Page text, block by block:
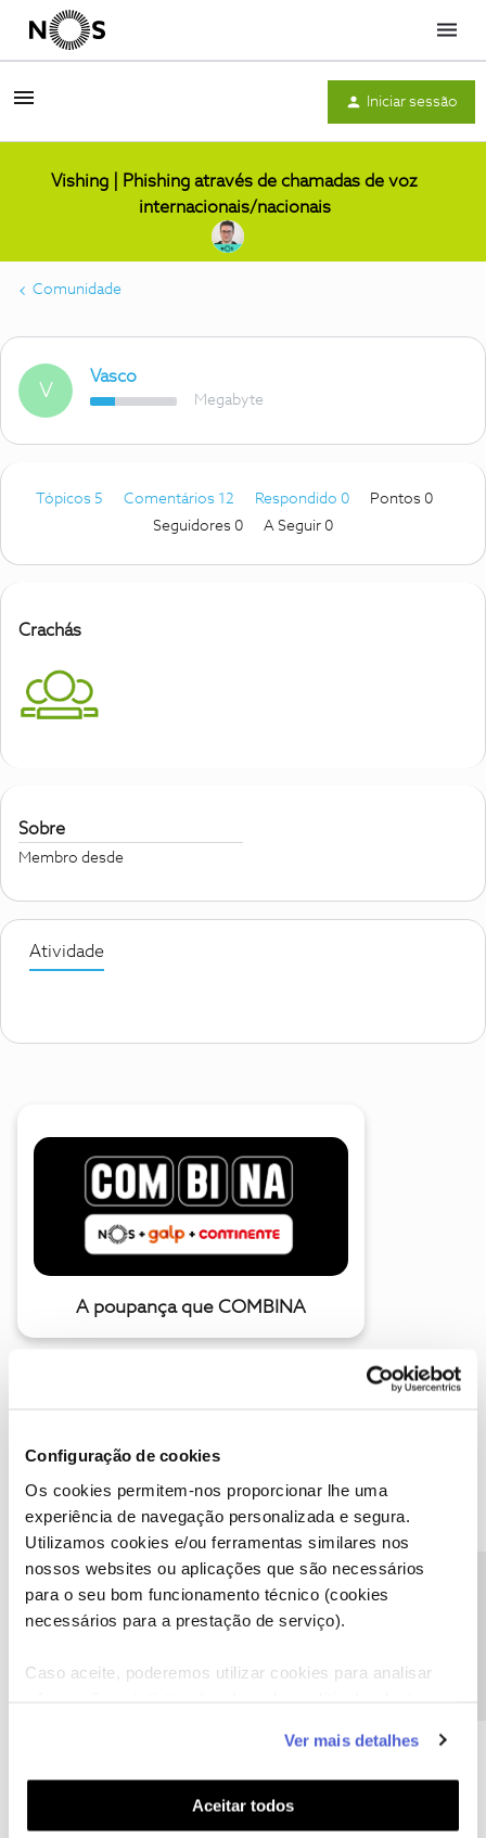
Configuração de cookies
Os cookies permitem-nos proporcionar lhe uma
experiência de navegação personalizada e segura.
Utilizamos cookies e/ou ferramentas similares nos
nossos websites ou aplicações que são necessários
para o seu bom funcionamento técnico (cookies
necessários para a prestação de serviço).
Caso aceite, poderemos utilizar cookies para analisar
funcionalidades (cookies de personalização e
funcionalidade) e adaptar anúncios aos seus interesses
(cookies de publicidade personalizada). Pode gerir a
utilização dos cookies clicando em "Configurar
Ver mais detalhes
Aceitar todos
Menu
Iniciar sessão
Vishing | Phishing através de chamadas de voz
internacionais/nacionais
Comunidade
V
Vasco
Megabyte
Tópicos 5 Comentários 12 Respondido 0
Pontos 0
Seguidores 0 A Seguir 0
Crachás
Sobre
Membro desde
Atividade
A poupança que COMBINA
Descubra as novidades de julho
Hall of Fame de julho